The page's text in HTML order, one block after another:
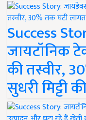
Success
जायटॉनिक
की तस्वीर,
सुधरी मिट्टी